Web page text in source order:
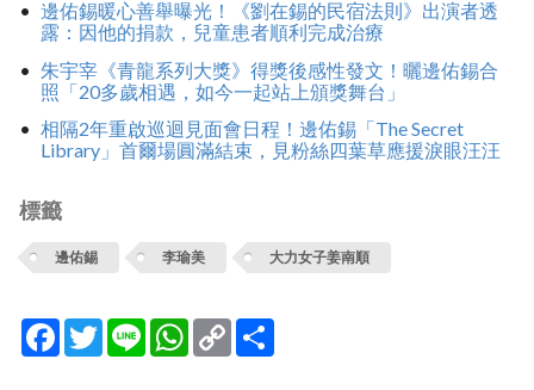
邊佑錫暖心善舉曝光！《劉在錫的民宿法則》出演者透
露：因他的捐款，兒童患者順利完成治療
朱宇宰《青龍系列大獎》得獎後感性發文！曬邊佑錫合
照「20多歲相遇，如今一起站上頒獎舞台」
相隔2年重啟巡迴見面會日程！邊佑錫「The Secret
Library」首爾場圓滿結束，見粉絲四葉草應援淚眼汪汪
標籤
邊佑錫 李瑜美 大力女子姜南順
Facebook
TwitterLine WhatsApp
Copy
Link